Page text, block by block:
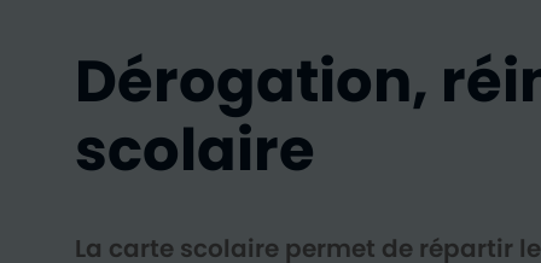
Dérogation,
scolaire
La carte scolaire permet de répartir